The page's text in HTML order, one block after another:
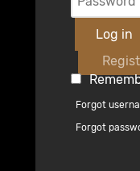
Log in
Forgot
Forgot